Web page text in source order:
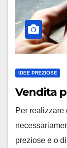
IDEE PREZIOSE
Vendita
Per
preziose e o